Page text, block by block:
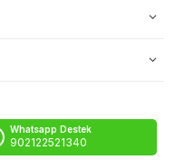
Whatsapp Destek
902122521340